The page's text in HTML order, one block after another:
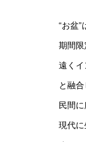
“お盆”
期間限
遠く
と融
民間
現代